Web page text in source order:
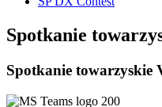
Spotkanie
Spotkanie towarzyskie